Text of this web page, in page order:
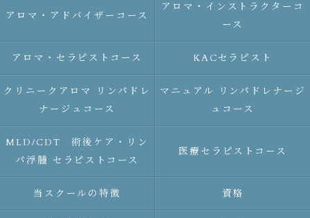
アロマ・アドバイザーコース
アロマ・インストラクターコ
ース
アロマ・セラピストコース KACセラピスト
クリニークアロマ リンパドレ
ナージュコース
マニュアル リンパドレナージ
ュコース
MLD/CDT 術後ケア・リン
パ浮腫 セラピストコース
医療セラピストコース
当スクールの特徴 資格